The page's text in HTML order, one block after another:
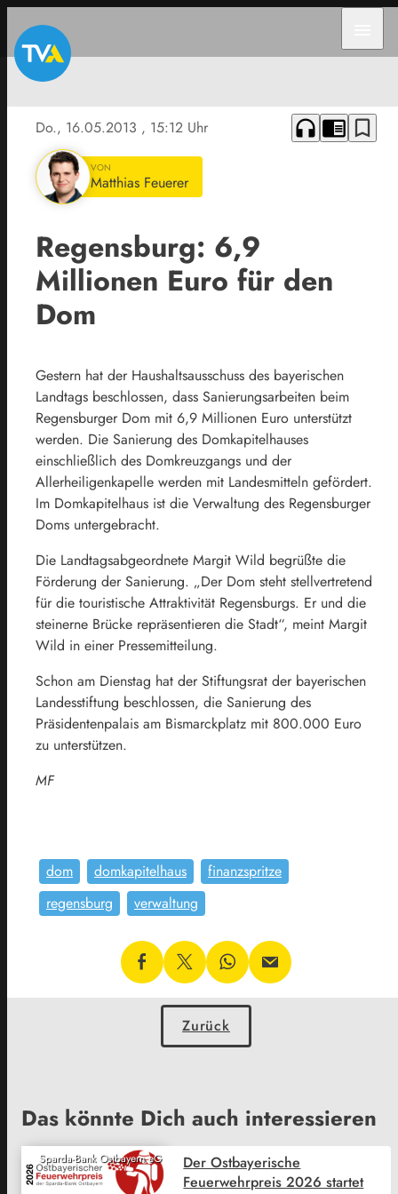
Do., 16.05.2013 , 15:12 Uhr headphones chrome_reader_mode bookmark_border
VON
Matthias Feuerer
Regensburg: 6,9
Millionen Euro für den
Dom
Gestern hat der Haushaltsausschuss des bayerischen
Landtags beschlossen, dass Sanierungsarbeiten beim
Regensburger Dom mit 6,9 Millionen Euro unterstützt
werden. Die Sanierung des Domkapitelhauses
einschließlich des Domkreuzgangs und der
Allerheiligenkapelle werden mit Landesmitteln gefördert.
Im Domkapitelhaus ist die Verwaltung des Regensburger
Doms untergebracht.
Die Landtagsabgeordnete Margit Wild begrüßte die
Förderung der Sanierung. „Der Dom steht stellvertretend
für die touristische Attraktivität Regensburgs. Er und die
steinerne Brücke repräsentieren die Stadt“, meint Margit
Wild in einer Pressemitteilung.
Schon am Dienstag hat der Stiftungsrat der bayerischen
Landesstiftung beschlossen, die Sanierung des
Präsidentenpalais am Bismarckplatz mit 800.000 Euro
zu unterstützen.
MF
dom domkapitelhaus
finanzspritze
regensburg
verwaltung
Zurück
Das könnte Dich auch interessieren
Sparda-Bank Ostbayern eG
Der Ostbayerische
Feuerwehrpreis 2026 startet